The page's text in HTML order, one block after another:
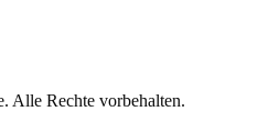
Alle Rechte vorbehalten.